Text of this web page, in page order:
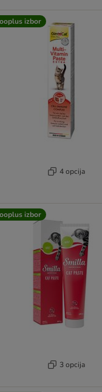
izbor
4 opcija
izbor
3 opcija